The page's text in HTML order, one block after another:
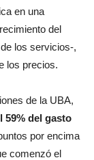
en una
del
los servicios-,
los precios.
de la UBA,
59% del gasto
por encima
comenzó el